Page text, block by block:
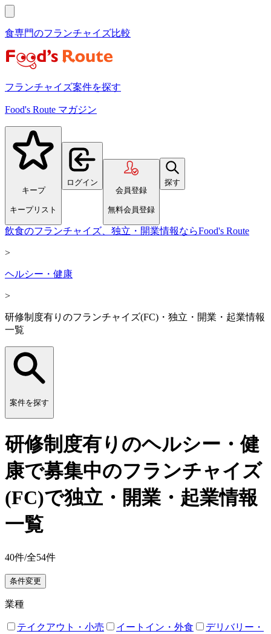
食専門のフランチャイズ比較
フランチャイズ案件を探す
Food's Route マガジン
キープ
キープリスト
ログイン
会員登録
無料会員登録
探す
飲食のフランチャイズ、独立・開業情報ならFood's Route
>
ヘルシー・健康
>
研修制度有りのフランチャイズ(FC)・独立・開業・起業情報
一覧
案件を探す
研修制度有りのヘルシー・健
康で募集中のフランチャイズ
(FC)で独立・開業・起業情報
一覧
40件/全54件
条件変更
業種
テイクアウト・小売 イートイン・外食
デリバリー・